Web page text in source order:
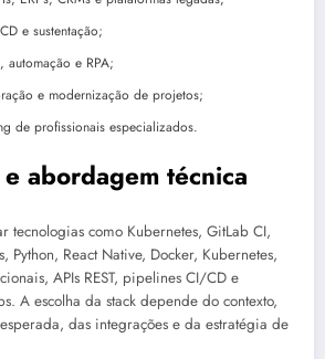
e sustentação;
automação e RPA;
e modernização de projetos;
de profissionais especializados.
abordagem técnica
tecnologias como Kubernetes, GitLab CI,
Python, React Native, Docker, Kubernetes,
APIs REST, pipelines CI/CD e
A escolha da stack depende do contexto,
das integrações e da estratégia de